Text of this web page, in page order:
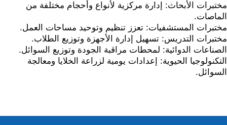
مختبرات الأبحاث: إدارة مركزية لأنواع وأحجام مختلفة من
الماصات.
مختبرات المستشفيات: تعزز تنظيم وتوحيد مساحات العمل.
مختبرات التدريس: تسهيل إدارة الأجهزة وتوزيع الطلاب.
الصناعات الدوائية: لمحطات مراقبة الجودة وتوزيع السوائل.
التكنولوجيا الحيوية: إعدادات يومية لزراعة الخلايا ومعالجة
السوائل.